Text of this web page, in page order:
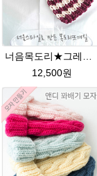
너음목도리★그레이스메리노울 성인목도리뜨개질
12,500원